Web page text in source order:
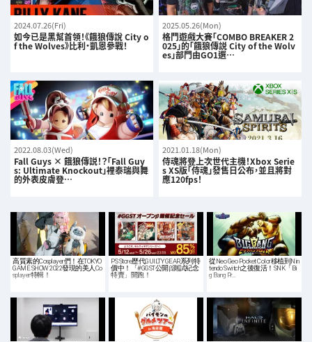
2024.07.26(Fri)
如今已是黑幫首領！《餓狼傳說 City o
f the Wolves》比利·凱恩參戰！
2025.05.26(Mon)
格鬥遊戲大賽「COMBO BREAKER 2
025」的「餓狼傳説 City of the Wolv
es」部門由GO1選…
2022.08.03(Wed)
Fall Guys × 餓狼傳説！？「Fall Guy
s: Ultimate Knockout」裡泰瑞與舞
的外表皮膚登…
2021.01.18(Mon)
侍魂將登上次世代主機！Xbox Serie
s XS版「侍魂」發售日公布，並且將對
應120fps！
高質素的Cosplayer們！在TOKYO
GAME SHOW 2022發現的美人Co
splayer特輯！
PS Store歷代GUILTY GEAR系列特
價中！「#GGST公開β測試紀念
特賣」開跑！
從Neo Geo Pocket Color移植到Nin
tendo Switch之後復活！SNK「Bi
g Bang Pr…